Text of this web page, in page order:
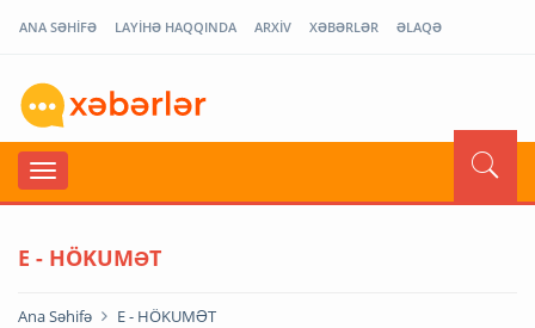
ANA SƏHİFƏ LAYİHƏ HAQQINDA ARXİV XƏBƏRLƏR ƏLAQƏ
E - HÖKUMƏT
Ana Səhifə E - HÖKUMƏT